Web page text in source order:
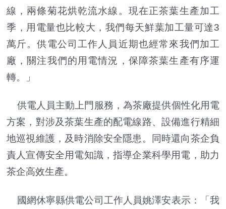
線，兩條菊花烘乾流水線。現在正茶葉生產加工
季，用電量也比較大，我們每天鮮葉加工量可達3
萬斤。供電公司工作人員近期也經常來我們加工
廠，關注我們的用電情況，保障茶葉生產有序運
轉。」
供電人員主動上門服務，為茶廠提供個性化用電
方案，對涉及茶葉生產的配電線路、設備進行精細
地巡視維護，及時消除安全隱患。同時還向茶企負
責人宣傳安全用電知識，指導企業科學用電，助力
茶企高效生產。
國網休寧縣供電公司工作人員姚澤安表示：「我